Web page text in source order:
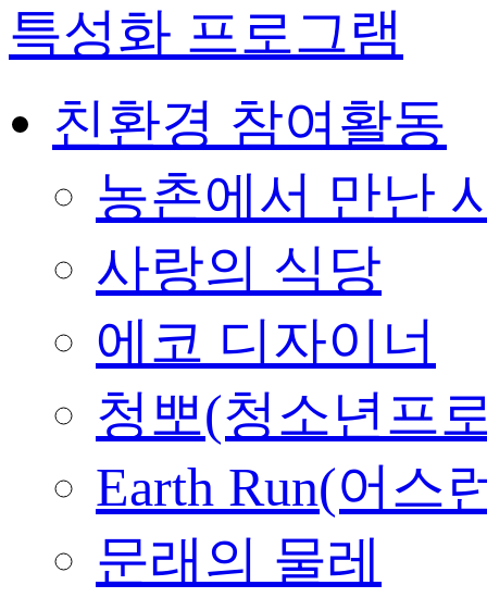
특성화 프로그램
친환경 참여활동
농촌에서 만난
사랑의 식당
에코 디자이너
청뽀(청소년프
Earth Run(어스
문래의 물레